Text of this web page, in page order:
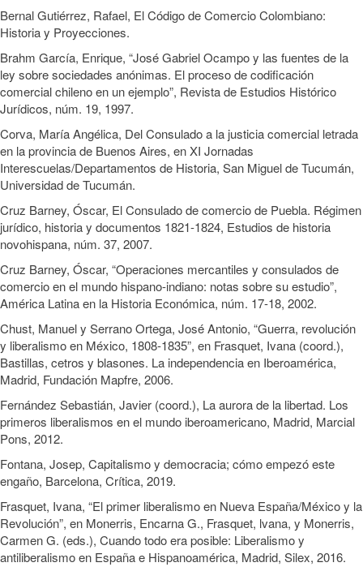
Bernal Gutiérrez, Rafael, El Código de Comercio Colombiano:
Historia y Proyecciones.
Brahm García, Enrique, “José Gabriel Ocampo y las fuentes de la
ley sobre sociedades anónimas. El proceso de codificación
comercial chileno en un ejemplo”, Revista de Estudios Histórico
Jurídicos, núm. 19, 1997.
Corva, María Angélica, Del Consulado a la justicia comercial letrada
en la provincia de Buenos Aires, en XI Jornadas
Interescuelas/Departamentos de Historia, San Miguel de Tucumán,
Universidad de Tucumán.
Cruz Barney, Óscar, El Consulado de comercio de Puebla. Régimen
jurídico, historia y documentos 1821-1824, Estudios de historia
novohispana, núm. 37, 2007.
Cruz Barney, Óscar, “Operaciones mercantiles y consulados de
comercio en el mundo hispano-indiano: notas sobre su estudio”,
América Latina en la Historia Económica, núm. 17-18, 2002.
Chust, Manuel y Serrano Ortega, José Antonio, “Guerra, revolución
y liberalismo en México, 1808-1835”, en Frasquet, Ivana (coord.),
Bastillas, cetros y blasones. La independencia en Iberoamérica,
Madrid, Fundación Mapfre, 2006.
Fernández Sebastián, Javier (coord.), La aurora de la libertad. Los
primeros liberalismos en el mundo iberoamericano, Madrid, Marcial
Pons, 2012.
Fontana, Josep, Capitalismo y democracia; cómo empezó este
engaño, Barcelona, Crítica, 2019.
Frasquet, Ivana, “El primer liberalismo en Nueva España/México y la
Revolución”, en Monerris, Encarna G., Frasquet, lvana, y Monerris,
Carmen G. (eds.), Cuando todo era posible: Liberalismo y
antiliberalismo en España e Hispanoamérica, Madrid, Silex, 2016.